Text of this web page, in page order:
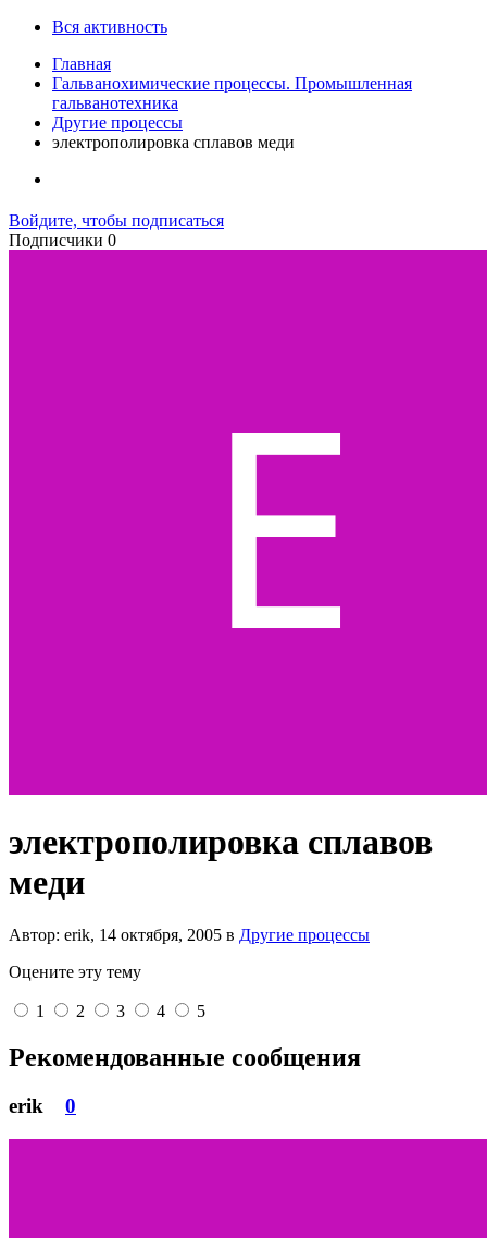
Вся активность
Главная
Гальванохимические процессы. Промышленная
гальванотехника
Другие процессы
электрополировка сплавов меди
Войдите, чтобы подписаться
Подписчики 0
электрополировка сплавов
меди
Автор: erik, 14 октября, 2005 в Другие процессы
Оцените эту тему
1 2 3 4 5
Рекомендованные сообщения
erik 0